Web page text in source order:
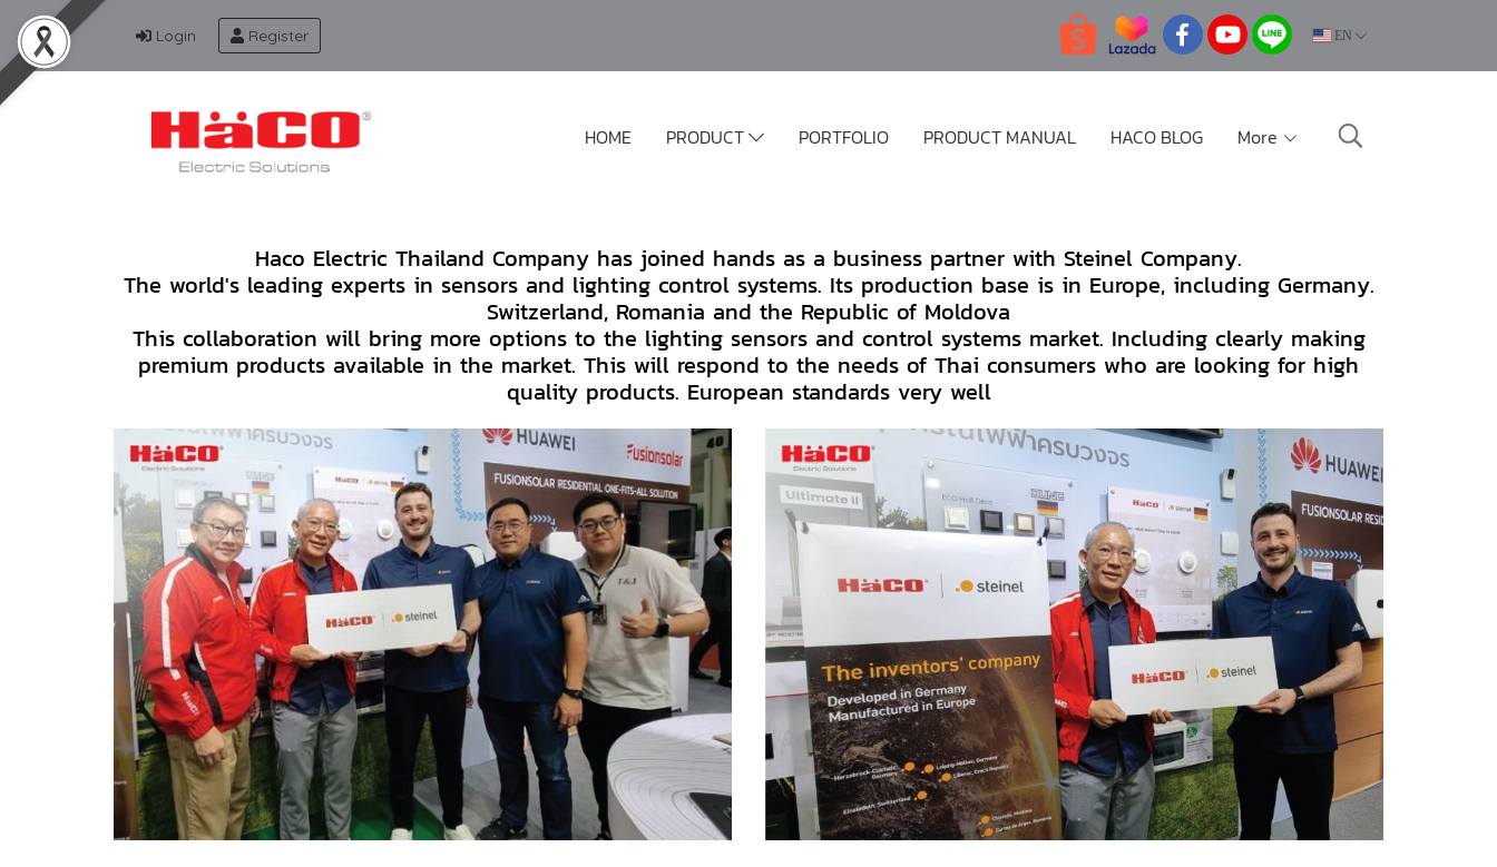
Login Register EN
HOME PRODUCT PORTFOLIO PRODUCT MANUAL HACO BLOG More
Haco Electric Thailand Company has joined hands as a business partner with Steinel Company.
The world's leading experts in sensors and lighting control systems. Its production base is in Europe, including Germany.
Switzerland, Romania and the Republic of Moldova
This collaboration will bring more options to the lighting sensors and control systems market. Including clearly making
premium products available in the market. This will respond to the needs of Thai consumers who are looking for high
quality products. European standards very well